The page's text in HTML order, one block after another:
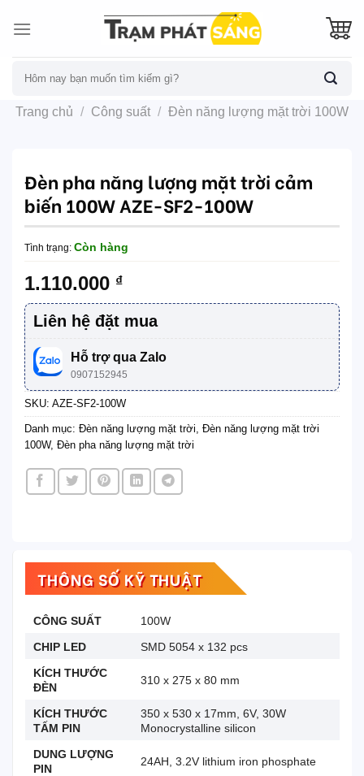
Tìm
Trang chủ / Công suất / Đèn năng lượng mặt trời 100W
Đèn pha năng lượng mặt trời cảm
biến 100W AZE-SF2-100W
Tình trạng: Còn hàng
1.110.000 ₫
Liên hệ đặt mua
Hỗ trợ qua Zalo
0907152945
SKU: AZE-SF2-100W
Danh mục: Đèn năng lượng mặt trời, Đèn năng lượng mặt trời
100W, Đèn pha năng lượng mặt trời
THÔNG SỐ KỸ THUẬT
CÔNG SUẤT
100W
CHIP LED
SMD 5054 x 132 pcs
KÍCH THƯỚC
ĐÈN
310 x 275 x 80 mm
KÍCH THƯỚC
TẤM PIN
350 x 530 x 17mm, 6V, 30W
Monocrystalline silicon
DUNG LƯỢNG
PIN
24AH, 3.2V lithium iron phosphate